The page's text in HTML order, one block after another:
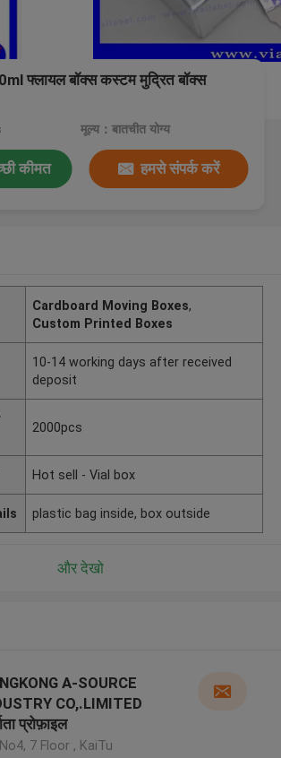
फ्लायल बॉक्स कस्टम मुद्रित बॉक्स
मूल्य：बातचीत योग्य
कीमत हमसे संपर्क करें
Cardboard Moving Boxes,
Custom Printed Boxes
10-14 working days after received
deposit
2000pcs
Hot sell - Vial box
plastic bag inside, box outside
और देखो
A-SOURCE
CO,.LIMITED
प्रोफ़ाइल
No4, 7 Floor , KaiTu